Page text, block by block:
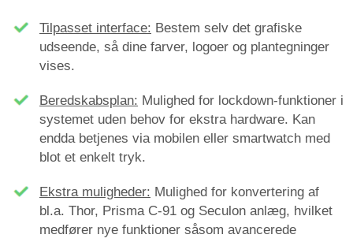
Tilpasset interface: Bestem selv det grafiske
udseende, så dine farver, logoer og plantegninger
vises.
Beredskabsplan: Mulighed for lockdown-funktioner i
systemet uden behov for ekstra hardware. Kan
endda betjenes via mobilen eller smartwatch med
blot et enkelt tryk.
Ekstra muligheder: Mulighed for konvertering af
bl.a. Thor, Prisma C-91 og Seculon anlæg, hvilket
medfører nye funktioner såsom avancerede